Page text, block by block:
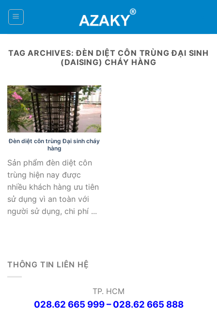
TAG ARCHIVES:ĐÈN DIỆT CÔN TRÙNG ĐẠI SINH
(DAISING) CHÁY HÀNG
Đèn diệt côn trùng Đại sinh cháy
hàng
Sản phẩm đèn diệt côn
trùng hiện nay được
nhiều khách hàng ưu tiên
sử dụng vì an toàn với
người sử dụng, chi phí ...
THÔNG TIN LIÊN HỆ
TP. HCM
028.62 665 999 – 028.62 665 888